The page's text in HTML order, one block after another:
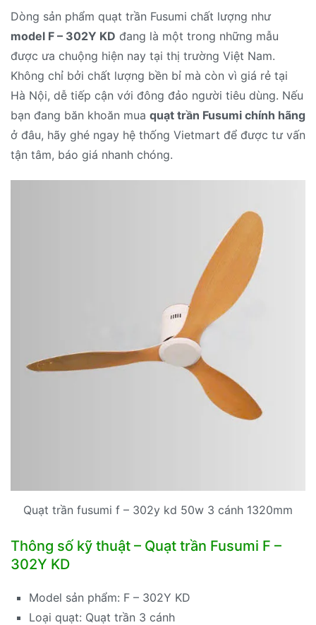
Dòng sản phẩm quạt trần Fusumi chất lượng như
model F – 302Y KD đang là một trong những mẫu
được ưa chuộng hiện nay tại thị trường Việt Nam.
Không chỉ bởi chất lượng bền bỉ mà còn vì giá rẻ tại
Hà Nội, dễ tiếp cận với đông đảo người tiêu dùng. Nếu
bạn đang băn khoăn mua quạt trần Fusumi chính hãng
ở đâu, hãy ghé ngay hệ thống Vietmart để được tư vấn
tận tâm, báo giá nhanh chóng.
Quạt trần fusumi f – 302y kd 50w 3 cánh 1320mm
Thông số kỹ thuật – Quạt trần Fusumi F –
302Y KD
Model sản phẩm: F – 302Y KD
Loại quạt: Quạt trần 3 cánh